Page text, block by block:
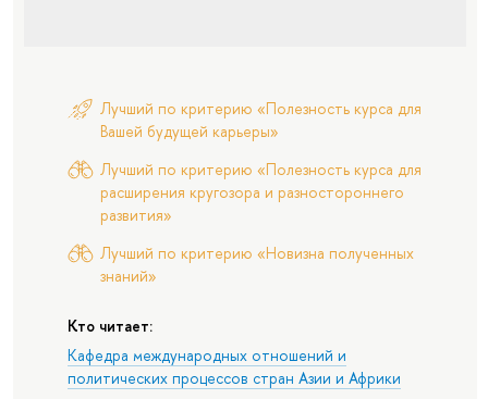
Лучший по критерию «Полезность курса для
Вашей будущей карьеры»
Лучший по критерию «Полезность курса для
расширения кругозора и разностороннего
развития»
Лучший по критерию «Новизна полученных
знаний»
Кто читает:
Кафедра международных отношений и
политических процессов стран Азии и Африки